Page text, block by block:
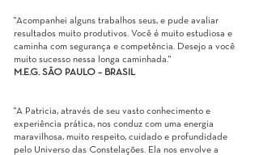
"Acompanhei alguns trabalhos seus, e pude avaliar
resultados muito produtivos. Você é muito estudiosa e
caminha com segurança e competência. Desejo a você
muito sucesso nessa longa caminhada."
M.E.G. SÃO PAULO – BRASIL
"A Patricia, através de seu vasto conhecimento e
experiência prática, nos conduz com uma energia
maravilhosa, muito respeito, cuidado e profundidade
pelo Universo das Constelações. Ela nos envolve a